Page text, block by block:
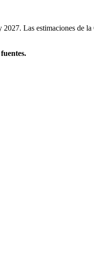
Las estimaciones de la